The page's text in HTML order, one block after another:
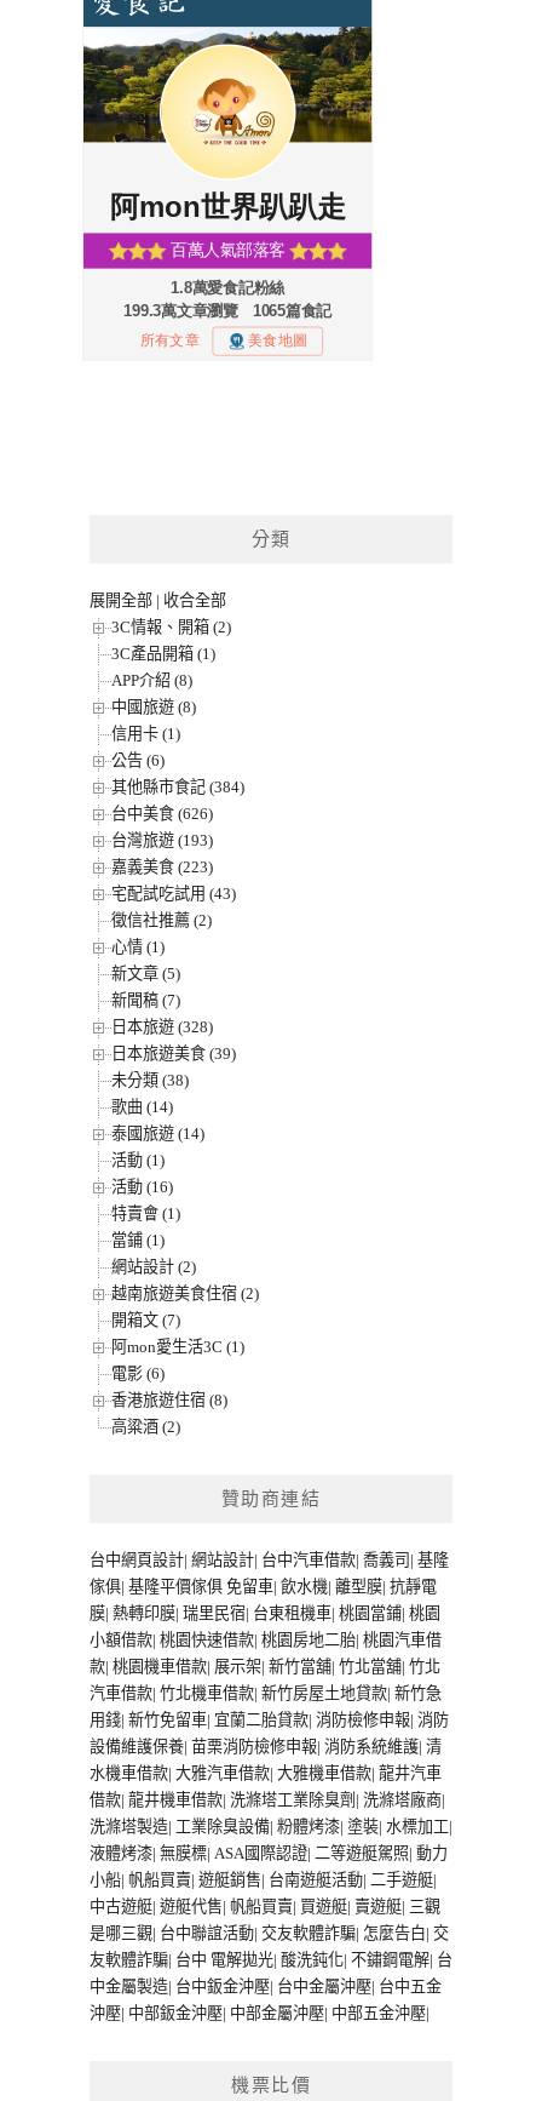
分類
展開全部 | 收合全部
3C情報、開箱 (2)
3C產品開箱 (1)
APP介紹 (8)
中國旅遊 (8)
信用卡 (1)
公告 (6)
其他縣市食記 (384)
台中美食 (626)
台灣旅遊 (193)
嘉義美食 (223)
宅配試吃試用 (43)
徵信社推薦 (2)
心情 (1)
新文章 (5)
新聞稿 (7)
日本旅遊 (328)
日本旅遊美食 (39)
未分類 (38)
歌曲 (14)
泰國旅遊 (14)
活動 (1)
活動 (16)
特賣會 (1)
當鋪 (1)
網站設計 (2)
越南旅遊美食住宿 (2)
開箱文 (7)
阿mon愛生活3C (1)
電影 (6)
香港旅遊住宿 (8)
高粱酒 (2)
贊助商連結
台中網頁設計| 網站設計| 台中汽車借款| 喬義司 | 基隆
傢俱| 基隆平價傢俱 免留車| 飲水機| 離型膜| 抗靜電
膜| 熱轉印膜| 瑞里民宿| 台東租機車| 桃園當鋪| 桃園
小額借款| 桃園快速借款| 桃園房地二胎| 桃園汽車借
款| 桃園機車借款| 展示架| 新竹當舖| 竹北當舖| 竹北
汽車借款| 竹北機車借款| 新竹房屋土地貸款| 新竹急
用錢| 新竹免留車| 宜蘭二胎貸款| 消防檢修申報| 消防
設備維護保養| 苗栗消防檢修申報| 消防系統維護| 清
水機車借款| 大雅汽車借款| 大雅機車借款| 龍井汽車
借款| 龍井機車借款| 洗滌塔工業除臭劑 | 洗滌塔廠商|
洗滌塔製造| 工業除臭設備| 粉體烤漆| 塗裝| 水標加工|
液體烤漆| 無膜標| ASA國際認證| 二等遊艇駕照| 動力
小船| 帆船買賣| 遊艇銷售| 台南遊艇活動| 二手遊艇|
中古遊艇| 遊艇代售| 帆船買賣| 買遊艇| 賣遊艇| 三觀
是哪三觀| 台中聯誼活動| 交友軟體詐騙| 怎麼告白| 交
友軟體詐騙| 台中 電解拋光| 酸洗鈍化| 不鏽鋼電解| 台
中金屬製造| 台中鈑金沖壓| 台中金屬沖壓| 台中五金
沖壓| 中部鈑金沖壓| 中部金屬沖壓| 中部五金沖壓|
機票比價